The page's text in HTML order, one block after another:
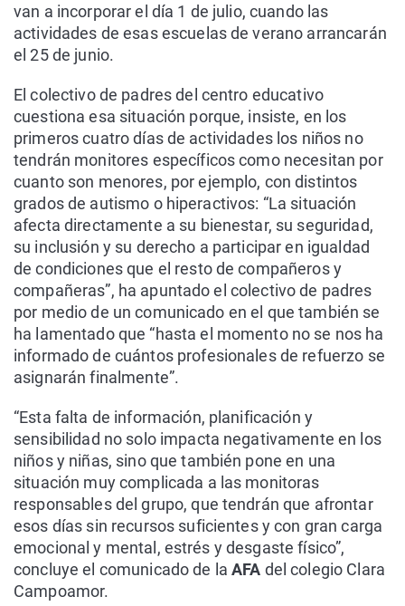
van a incorporar el día 1 de julio, cuando las
actividades de esas escuelas de verano arrancarán
el 25 de junio.
El colectivo de padres del centro educativo
cuestiona esa situación porque, insiste, en los
primeros cuatro días de actividades los niños no
tendrán monitores específicos como necesitan por
cuanto son menores, por ejemplo, con distintos
grados de autismo o hiperactivos: “La situación
afecta directamente a su bienestar, su seguridad,
su inclusión y su derecho a participar en igualdad
de condiciones que el resto de compañeros y
compañeras”, ha apuntado el colectivo de padres
por medio de un comunicado en el que también se
ha lamentado que “hasta el momento no se nos ha
informado de cuántos profesionales de refuerzo se
asignarán finalmente”.
“Esta falta de información, planificación y
sensibilidad no solo impacta negativamente en los
niños y niñas, sino que también pone en una
situación muy complicada a las monitoras
responsables del grupo, que tendrán que afrontar
esos días sin recursos suficientes y con gran carga
emocional y mental, estrés y desgaste físico”,
concluye el comunicado de laAFA del colegio Clara
Campoamor.